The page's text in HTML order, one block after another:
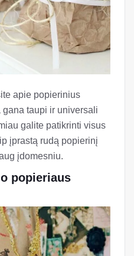
apie popierinius
taupi ir universali
galite patikrinti visus
įprastą rudą popierinį
įdomesniu.
popieriaus